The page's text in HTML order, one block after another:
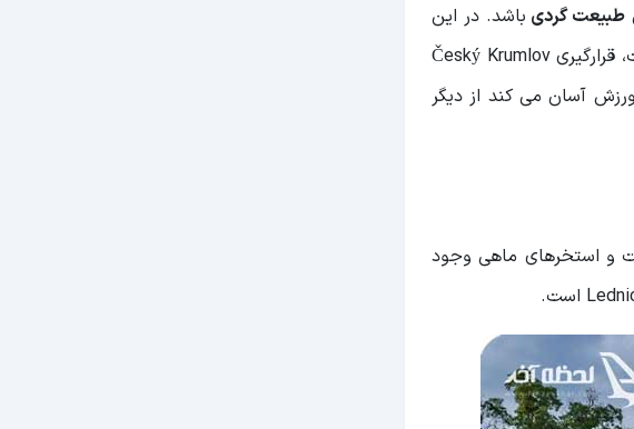
طبیعت گردی باشد. در این
باقی مانده است که دیدن آن خالی از لطف نیست، قرارگیری Český Krumlov
آسان می کند از دیگر
و استخرهای ماهی وجود